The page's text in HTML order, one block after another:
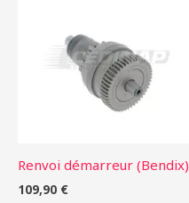
Renvoi démarreur (Bendix)
109,90 €